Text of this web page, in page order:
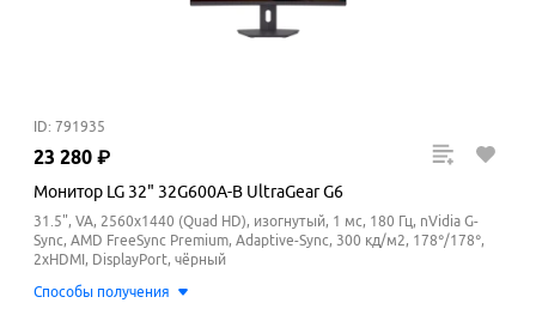
ID: 791935
23 280 ₽
Монитор LG 32" 32G600A-B UltraGear G6
31.5", VA, 2560x1440 (Quad HD), изогнутый, 1 мс, 180 Гц, nVidia G-
Sync, AMD FreeSync Premium, Adaptive-Sync, 300 кд/м2, 178°/178°,
2xHDMI, DisplayPort, чёрный
Способы получения